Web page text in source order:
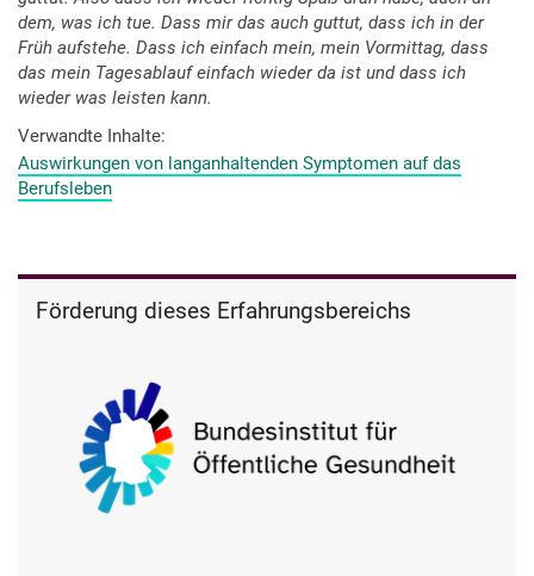
dem, was ich tue. Dass mir das auch guttut, dass ich in der
Früh aufstehe. Dass ich einfach mein, mein Vormittag, dass
das mein Tagesablauf einfach wieder da ist und dass ich
wieder was leisten kann.
Verwandte Inhalte
Auswirkungen von langanhaltenden Symptomen auf das
Berufsleben
Förderung dieses Erfahrungsbereichs